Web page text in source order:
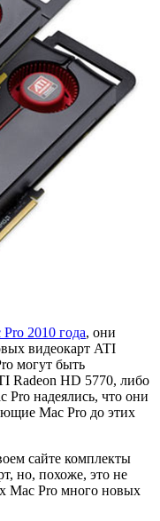
2010 года, они
видеокарт ATI
могут быть
Radeon HD 5770, либо
надеялись, что они
Mac Pro до этих
сайте комплекты
но, похоже, это не
Mac Pro много новых